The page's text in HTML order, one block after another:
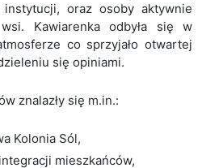
oraz osoby aktywnie
Kawiarenka odbyła się w
co sprzyjało otwartej
się opiniami.
znalazły się m.in.:
Kolonia Sól,
mieszkańców,